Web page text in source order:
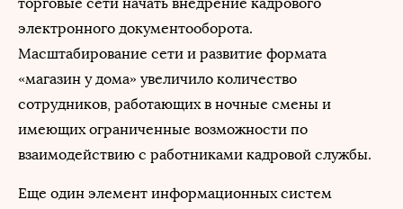
электронного документооборота.
Масштабирование сети и развитие формата
«магазин у дома» увеличило количество
сотрудников, работающих в ночные смены и
имеющих ограниченные возможности по
взаимодействию с работниками кадровой службы.
Еще один элемент информационных систем